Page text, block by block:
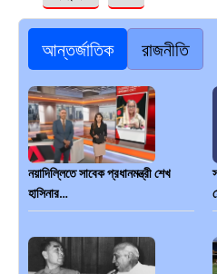
আন্তর্জাতিক রাজনীতি
নয়াদিল্লিতে সাবেক প্রধানমন্ত্রী শেখ
হাসিনার…